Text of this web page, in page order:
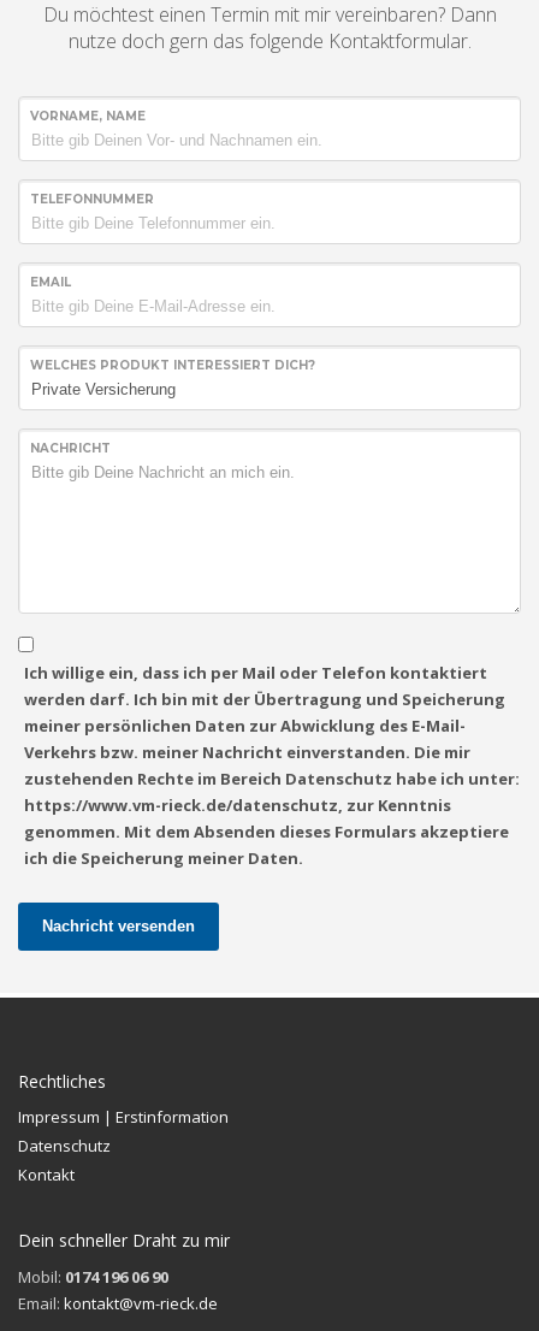
Du möchtest einen Termin mit mir vereinbaren? Dann
nutze doch gern das folgende Kontaktformular.
VORNAME, NAME
TELEFONNUMMER
EMAIL
WELCHES PRODUKT INTERESSIERT DICH?
NACHRICHT
Ich willige ein, dass ich per Mail oder Telefon kontaktiert
werden darf. Ich bin mit der Übertragung und Speicherung
meiner persönlichen Daten zur Abwicklung des E-Mail-
Verkehrs bzw. meiner Nachricht einverstanden. Die mir
zustehenden Rechte im Bereich Datenschutz habe ich unter:
https://www.vm-rieck.de/datenschutz, zur Kenntnis
genommen. Mit dem Absenden dieses Formulars akzeptiere
ich die Speicherung meiner Daten.
Nachricht versenden
Rechtliches
Impressum | Erstinformation
Datenschutz
Kontakt
Dein schneller Draht zu mir
Mobil: 0174 196 06 90
Email: kontakt@vm-rieck.de